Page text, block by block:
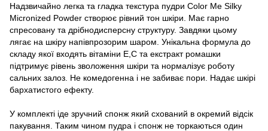
Надзвичайно легка та гладка текстура пудри Сolor Me Silky
Micronized Powder створює рівний тон шкіри. Має гарно
спресовану та дрібнодисперсну структуру. Завдяки цьому
лягає на шкіру напівпрозорим шаром. Унікальна формула до
складу якої входять вітаміни E,С та екстракт ромашки
підтримує рівень зволоження шкіри та нормалізує роботу
сальних залоз. Не комедогенна і не забиває пори. Надає шкірі
бархатистого ефекту.
У комплекті іде зручний спонж який схований в окремий відсік
пакування. Таким чином пудра і спонж не торкаються один